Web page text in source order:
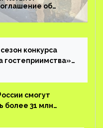
об
Al Shams Desert
конкурса
гостеприимства»
смогут
более 31 млн